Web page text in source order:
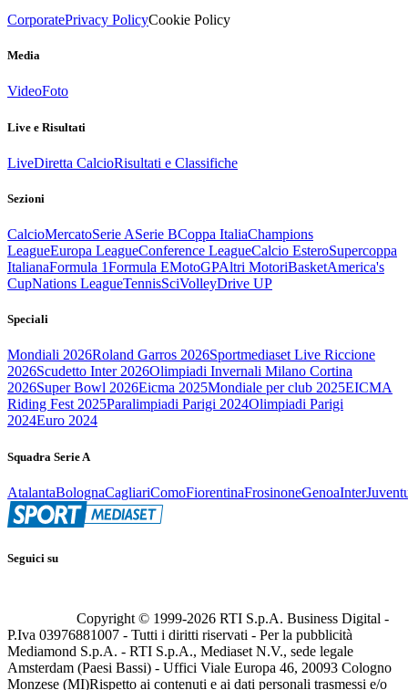
CorporatePrivacy PolicyCookie Policy
Media
VideoFoto
Live e Risultati
LiveDiretta CalcioRisultati e Classifiche
Sezioni
CalcioMercatoSerie ASerie BCoppa ItaliaChampions
LeagueEuropa LeagueConference LeagueCalcio EsteroSupercoppa
ItalianaFormula 1Formula EMotoGPAltri MotoriBasketAmerica's
CupNations LeagueTennisSciVolleyDrive UP
Speciali
Mondiali 2026Roland Garros 2026Sportmediaset Live Riccione
2026Scudetto Inter 2026Olimpiadi Invernali Milano Cortina
2026Super Bowl 2026Eicma 2025Mondiale per club 2025EICMA
Riding Fest 2025Paralimpiadi Parigi 2024Olimpiadi Parigi
2024Euro 2024
Squadra Serie A
AtalantaBolognaCagliariComoFiorentinaFrosinoneGenoaInter
Seguici su
Copyright © 1999-2026 RTI S.p.A. Business Digital -
P.Iva 03976881007 - Tutti i diritti riservati - Per la pubblicità
Mediamond S.p.A. - RTI S.p.A., Mediaset N.V., sede legale
Amsterdam (Paesi Bassi) - Uffici Viale Europa 46, 20093 Cologno
Monzese (MI)Rispetto ai contenuti e ai dati personali trasmessi e/o